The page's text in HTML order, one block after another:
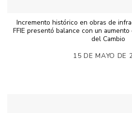
Incremento histórico en obras de
FFIE presentó balance con un
del Cambio
15 DE MAYO DE